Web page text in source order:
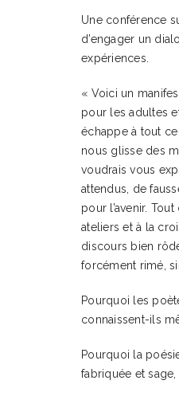
Une conférence
d’engager un
expériences.
« Voici un
pour les adultes
échappe à tout ce
nous glisse des
voudrais vous
attendus, de
pour l’avenir.
ateliers et à la
discours bien
forcément rimé,
Pourquoi les
connaissent-ils
Pourquoi la
fabriquée et